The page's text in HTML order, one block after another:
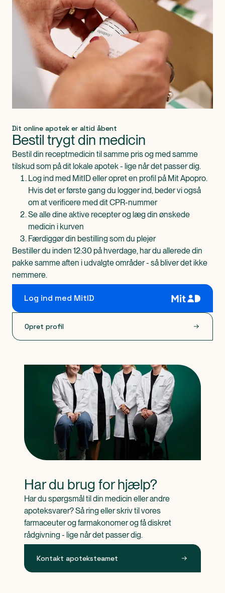
Dit online apotek er altid åbent
Bestil trygt din medicin
Bestil din receptmedicin til samme pris og med samme
tilskud som på dit lokale apotek - lige når det passer dig.
Log ind med MitID eller opret en profil på Mit Apopro.
Hvis det er første gang du logger ind, beder vi også
om at verificere med dit CPR-nummer
Se alle dine aktive recepter og læg din ønskede
medicin i kurven
Færdiggør din bestilling som du plejer
Bestiller du inden 12:30 på hverdage, har du allerede din
pakke samme aften i udvalgte områder - så bliver det ikke
nemmere.
Log ind med MitID
Opret profil
Har du brug for hjælp?
Har du spørgsmål til din medicin eller andre
apoteksvarer? Så ring eller skriv til vores
farmaceuter og farmakonomer og få diskret
rådgivning - lige når det passer dig.
Kontakt apoteksteamet